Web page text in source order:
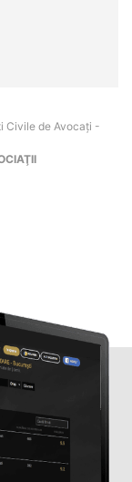
Civile de Avocați -